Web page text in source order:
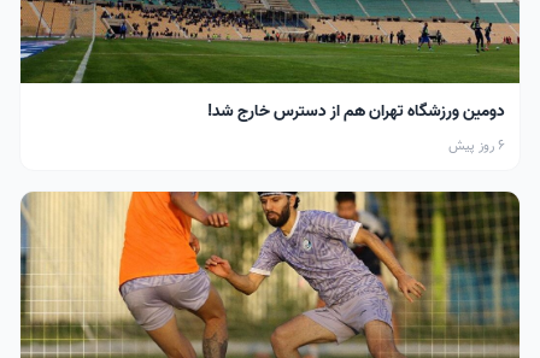
دومین ورزشگاه تهران هم از دسترس خارج شد!
6 روز پیش